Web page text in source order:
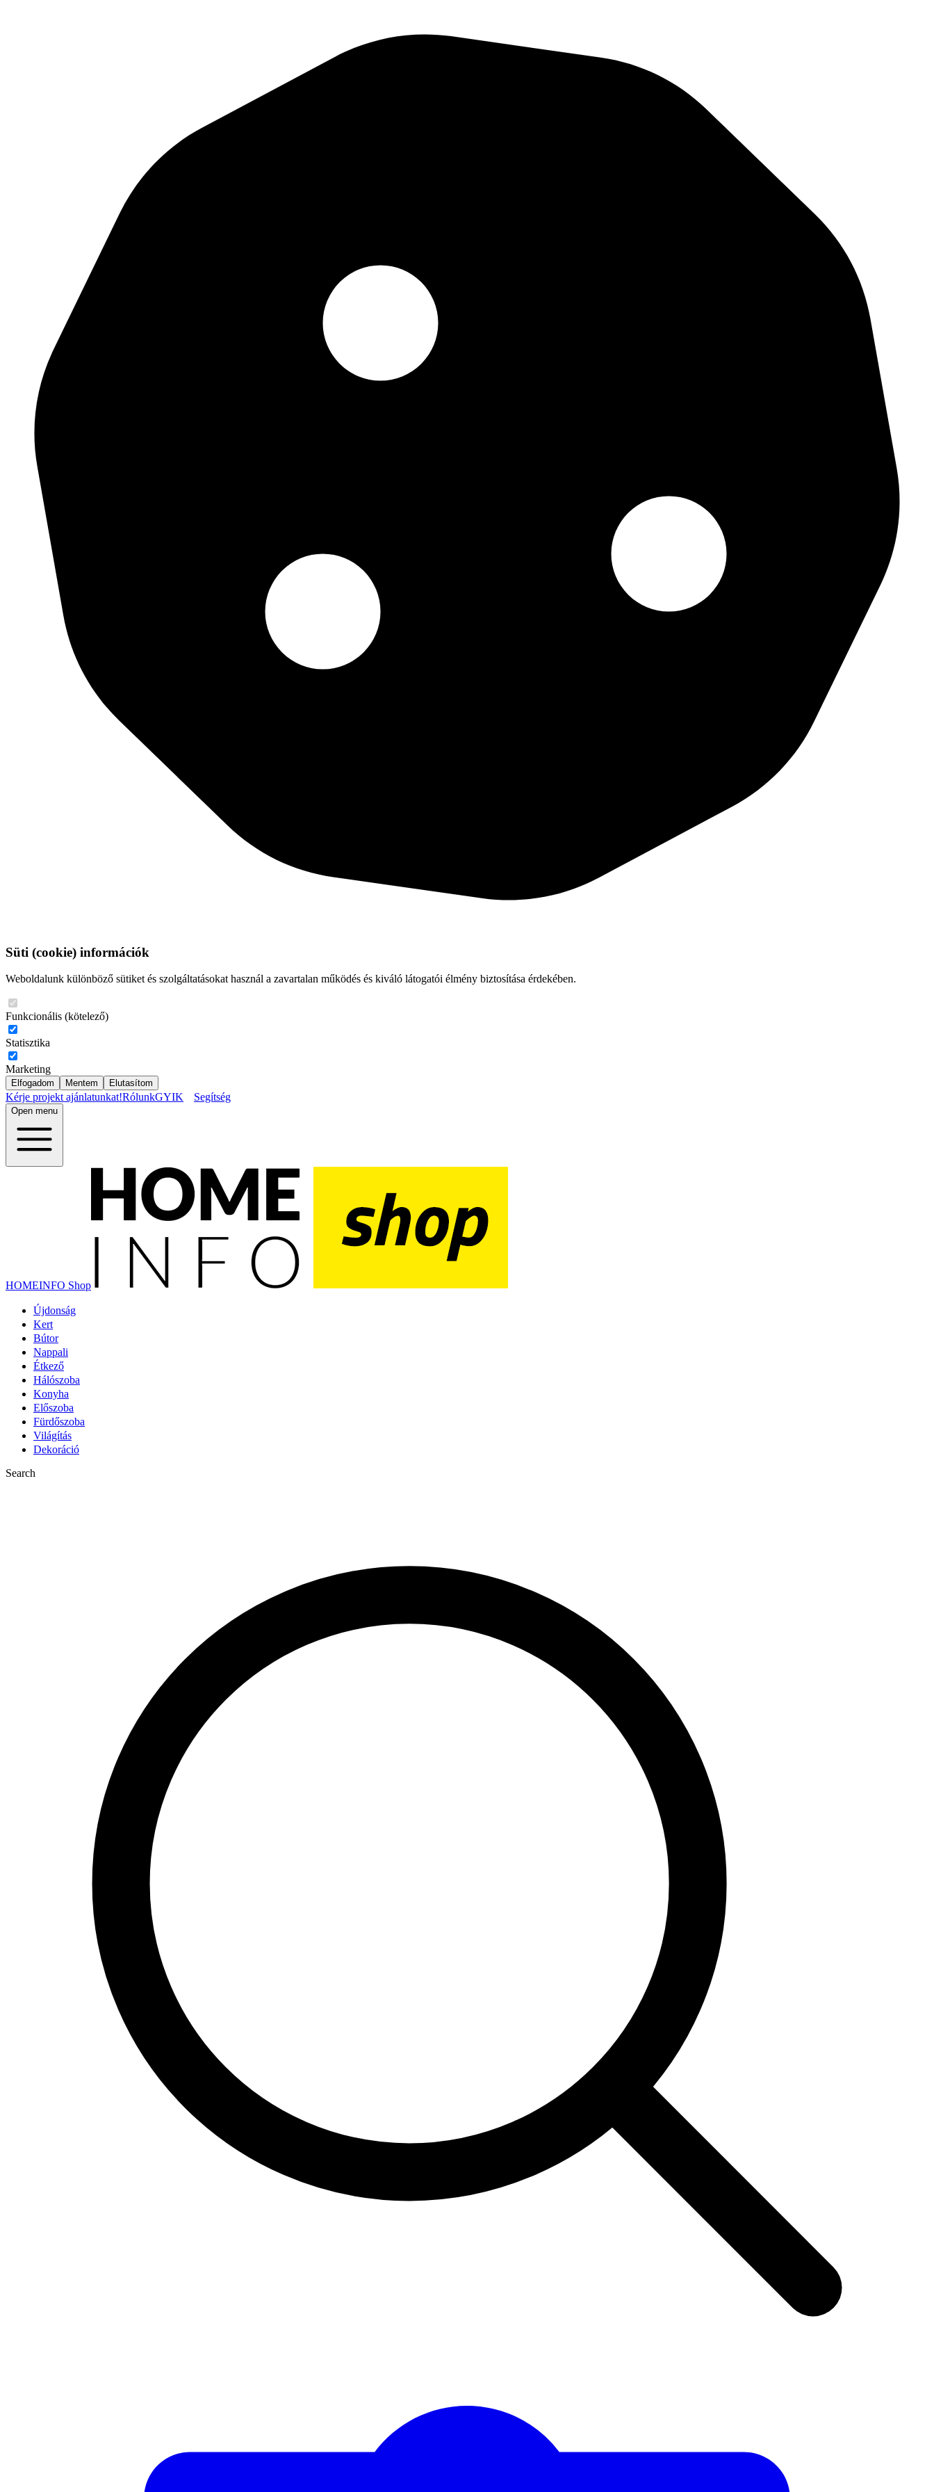
Süti (cookie) információk
Weboldalunk különböző sütiket és szolgáltatásokat használ a zavartalan működés és kiváló látogatói élmény biztosítása érdekében.
Funkcionális (kötelező)
Statisztika
Marketing
Elfogadom Mentem Elutasítom
Kérje projekt ajánlatunkat!RólunkGYIK Segítség
Open menu
HOMEINFO Shop
Újdonság
Kert
Bútor
Nappali
Étkező
Hálószoba
Konyha
Előszoba
Fürdőszoba
Világítás
Dekoráció
Search